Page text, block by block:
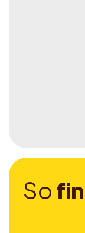
Sofin